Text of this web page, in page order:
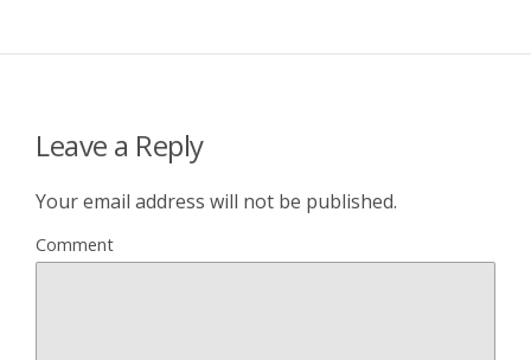
Leave a Reply
Your email address will not be published.
Comment